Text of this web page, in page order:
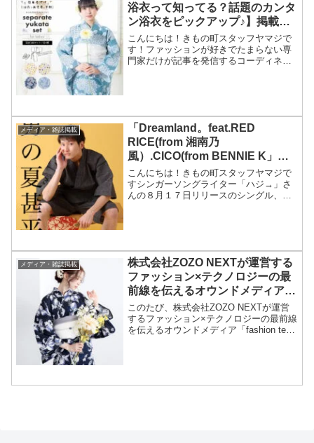
浴衣って知ってる？話題のカンタ
ン浴衣をピックアップ♪】掲載情
報☆
こんにちは！きもの町スタッフヤマジで
す！ファッションが好きでたまらない専
門家だけが記事を発信するコーディネー
メディア・雑誌掲載
「Dreamland。feat.RED
RICE(from 湘南乃
風）.CICO(from BENNIE K」の
MVに、衣装協力しました！
こんにちは！きもの町スタッフヤマジで
すシンガーソングライター「ハジ→」さ
んの８月１７日リリースのシングル、
メディア・雑誌掲載
株式会社ZOZO NEXTが運営する
ファッション×テクノロジーの最
前線を伝えるオウンドメディア
「fashion tech news」にて、京
都きもの町の浴衣をご紹介いただ
きました！
このたび、株式会社ZOZO NEXTが運営
するファッション×テクノロジーの最前線
を伝えるオウンドメディア「fashion tech